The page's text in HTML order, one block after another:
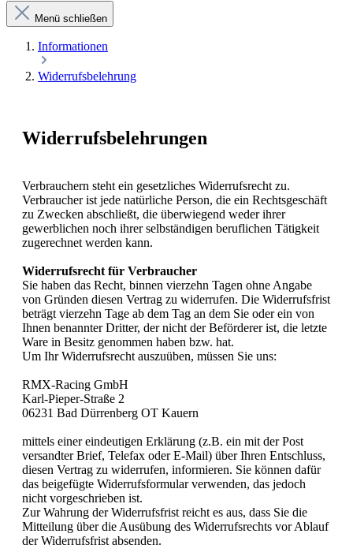
Menü schließen
Informationen
Widerrufsbelehrung
Widerrufsbelehrungen
Verbrauchern steht ein gesetzliches Widerrufsrecht zu.
Verbraucher ist jede natürliche Person, die ein Rechtsgeschäft
zu Zwecken abschließt, die überwiegend weder ihrer
gewerblichen noch ihrer selbständigen beruflichen Tätigkeit
zugerechnet werden kann.
Widerrufsrecht für Verbraucher
Sie haben das Recht, binnen vierzehn Tagen ohne Angabe
von Gründen diesen Vertrag zu widerrufen. Die Widerrufsfrist
beträgt vierzehn Tage ab dem Tag an dem Sie oder ein von
Ihnen benannter Dritter, der nicht der Beförderer ist, die letzte
Ware in Besitz genommen haben bzw. hat.
Um Ihr Widerrufsrecht auszuüben, müssen Sie uns:
RMX-Racing GmbH
Karl-Pieper-Straße 2
06231 Bad Dürrenberg OT Kauern
mittels einer eindeutigen Erklärung (z.B. ein mit der Post
versandter Brief, Telefax oder E-Mail) über Ihren Entschluss,
diesen Vertrag zu widerrufen, informieren. Sie können dafür
das beigefügte Widerrufsformular verwenden, das jedoch
nicht vorgeschrieben ist.
Zur Wahrung der Widerrufsfrist reicht es aus, dass Sie die
Mitteilung über die Ausübung des Widerrufsrechts vor Ablauf
der Widerrufsfrist absenden.